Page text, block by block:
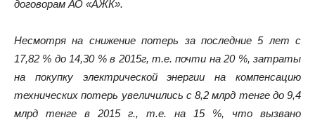
договорам АО «АЖК».
Несмотря на снижение потерь за последние 5 лет с
17,82 % до 14,30 % в 2015г, т.е. почти на 20 %, затраты
на покупку электрической энергии на компенсацию
технических потерь увеличились с 8,2 млрд тенге до 9,4
млрд тенге в 2015 г., т.е. на 15 %, что вызвано